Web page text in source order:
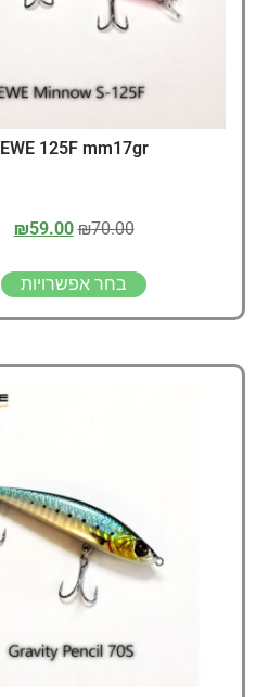
EWE 125F mm17gr
₪70.00
₪59.00
בחר אפשרויות